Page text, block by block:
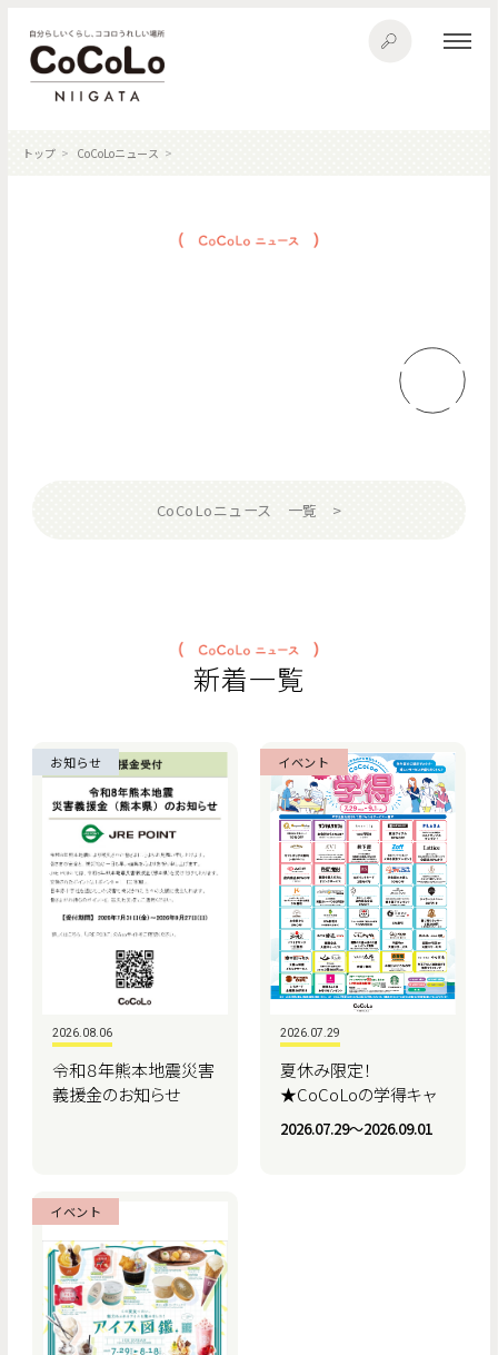
トップ CoCoLoニュース
CoCoLoニュース 一覧
新着一覧
お知らせ
2026.08.06
令和８年熊本地震災害
義援金のお知らせ
イベント
2026.07.29
夏休み限定！
★CoCoLoの学得キャ
ンペーン★
2026.07.29〜2026.09.01
イベント